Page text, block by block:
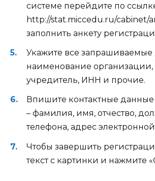
системе перейдите по
http://stat.miccedu.ru/cabinet/
заполнить анкету
Укажите все запрашиваемые
наименование организации,
учредитель, ИНН и прочие.
Впишите контактные
– фамилия, имя, отчество,
телефона, адрес
Чтобы завершить
текст с картинки и нажмите